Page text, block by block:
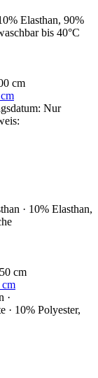
Elasthan, 90%
bis 40°C
Nur
· 10% Elasthan,
cm
·
· 10% Polyester,